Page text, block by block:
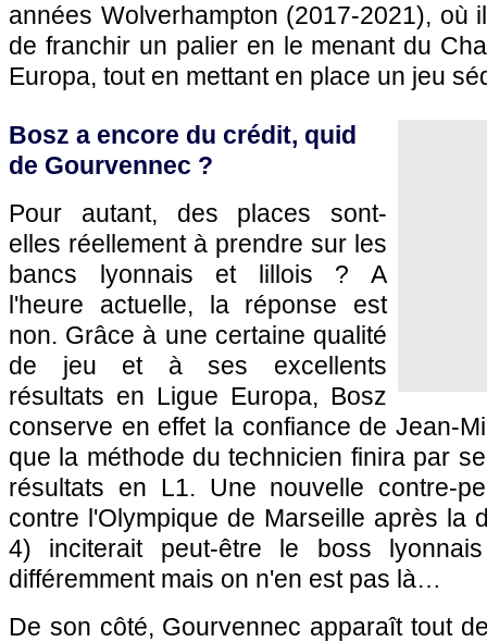
années Wolverhampton (2017-2021), où
de franchir un palier en le menant du
Europa, tout en mettant en place un jeu
Bosz a encore du crédit, quid
de Gourvennec ?
Pour autant, des places sont-
elles réellement à prendre sur les
bancs lyonnais et lillois ? A
l'heure actuelle, la réponse est
non. Grâce à une certaine qualité
de jeu et à ses excellents
résultats en Ligue Europa, Bosz
conserve en effet la confiance de Jean-
que la méthode du technicien finira par
résultats en L1. Une nouvelle contre-
contre l'Olympique de Marseille après la
4) inciterait peut-être le boss
différemment mais on n'en est pas là…
De son côté, Gourvennec apparaît tout